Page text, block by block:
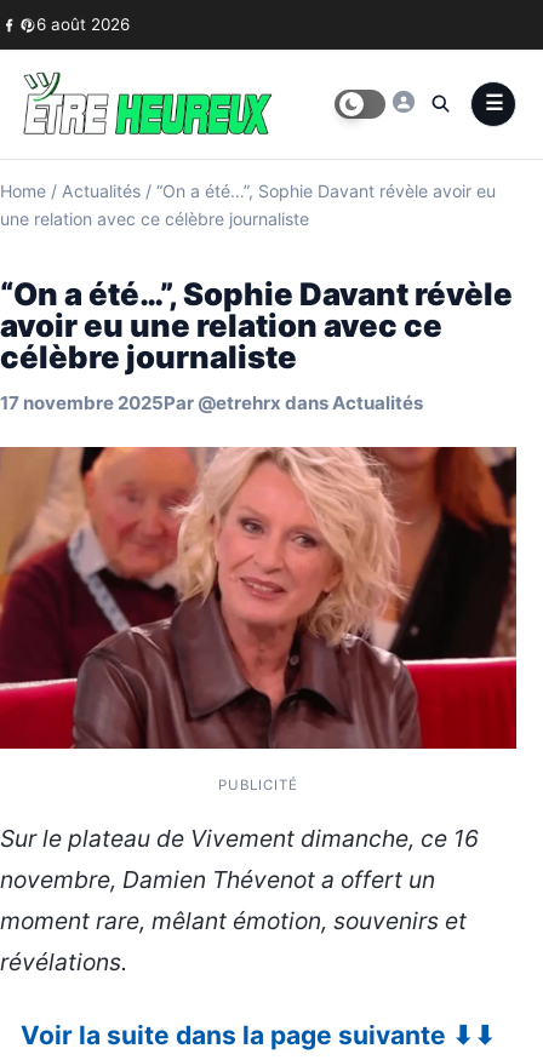
Skip to content
6 août 2026
Home / Actualités / “On a été…”, Sophie Davant révèle avoir eu
une relation avec ce célèbre journaliste
“On a été…”, Sophie Davant révèle
avoir eu une relation avec ce
célèbre journaliste
17 novembre 2025Par @etrehrx dansActualités
PUBLICITÉ
Sur le plateau de Vivement dimanche, ce 16
novembre, Damien Thévenot a offert un
moment rare, mêlant émotion, souvenirs et
révélations.
Voir la suite dans la page suivante ⬇⬇